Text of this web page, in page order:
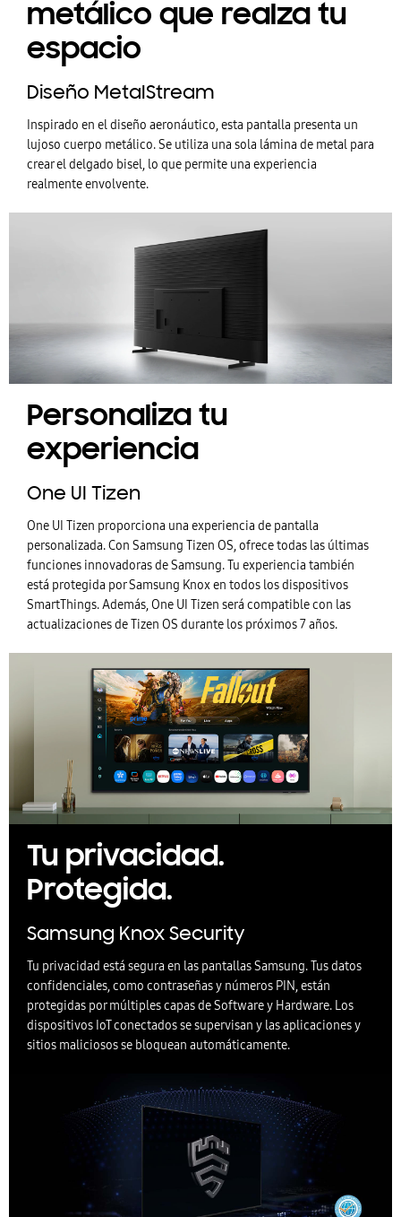
metálico que realza tu
espacio
Diseño MetalStream
Inspirado en el diseño aeronáutico, esta pantalla presenta un
lujoso cuerpo metálico. Se utiliza una sola lámina de metal para
crear el delgado bisel, lo que permite una experiencia
realmente envolvente.
Personaliza tu
experiencia
One UI Tizen
One UI Tizen proporciona una experiencia de pantalla
personalizada. Con Samsung Tizen OS, ofrece todas las últimas
funciones innovadoras de Samsung. Tu experiencia también
está protegida por Samsung Knox en todos los dispositivos
SmartThings. Además, One UI Tizen será compatible con las
actualizaciones de Tizen OS durante los próximos 7 años.
Tu privacidad.
Protegida.
Samsung Knox Security
Tu privacidad está segura en las pantallas Samsung. Tus datos
confidenciales, como contraseñas y números PIN, están
protegidas por múltiples capas de Software y Hardware. Los
dispositivos IoT conectados se supervisan y las aplicaciones y
sitios maliciosos se bloquean automáticamente.